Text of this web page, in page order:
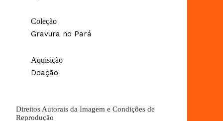
Coleção
Gravura no Pará
Aquisição
Doação
Direitos Autorais da Imagem e Condições de
Reprodução